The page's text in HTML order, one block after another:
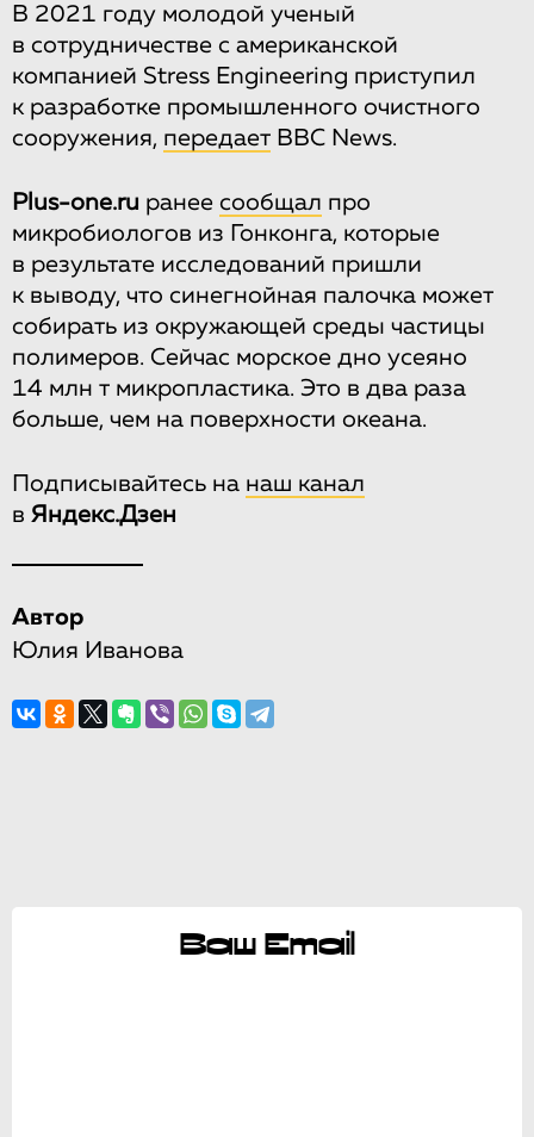
В 2021 году молодой ученый
в сотрудничестве с американской
компанией Stress Engineering приступил
к разработке промышленного очистного
сооружения, передает ВВС News.
Plus-one.ru ранее сообщал про
микробиологов из Гонконга, которые
в результате исследований пришли
к выводу, что синегнойная палочка может
собирать из окружающей среды частицы
полимеров. Сейчас морское дно усеяно
14 млн т микропластика. Это в два раза
больше, чем на поверхности океана.
Подписывайтесь на наш канал
в Яндекс.Дзен
Автор
Юлия Иванова
Ваш Email